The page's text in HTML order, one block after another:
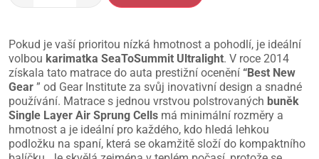
Pokud je vaší prioritou nízká hmotnost a pohodlí, je ideální
volbou karimatka SeaToSummit Ultralight. V roce 2014
získala tato matrace do auta prestižní ocenění “Best New
Gear ” od Gear Institute za svůj inovativní design a snadné
používání. Matrace s jednou vrstvou polstrovaných buněk
Single Layer Air Sprung Cells má minimální rozměry a
hmotnost a je ideální pro každého, kdo hledá lehkou
podložku na spaní, která se okamžitě složí do kompaktního